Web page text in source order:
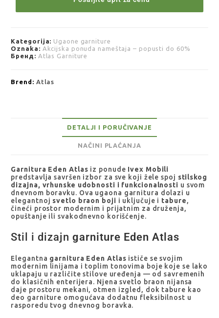
Kategorija: Ugaone garniture
Oznaka: Akcijska ponuda nameštaja – popusti do 60%
Бренд: Atlas Garniture
Brend: Atlas
DETALJI I PORUČIVANJE
NAČINI PLAĆANJA
Garnitura Eden Atlas iz ponude Ivex Mobili
predstavlja savršen izbor za sve koji žele spoj stilskog
dizajna, vrhunske udobnosti i funkcionalnosti u svom
dnevnom boravku. Ova ugaona garnitura dolazi u
elegantnoj svetlo braon boji i uključuje i tabure,
čineći prostor modernim i prijatnim za druženja,
opuštanje ili svakodnevno korišćenje.
Stil i dizajngarniture Eden Atlas
Elegantna garnitura Eden Atlas ističe se svojim
modernim linijama i toplim tonovima boje koje se lako
uklapaju u različite stilove uređenja — od savremenih
do klasičnih enterijera. Njena svetlo braon nijansa
daje prostoru mekani, otmen izgled, dok tabure kao
deo garniture omogućava dodatnu fleksibilnost u
rasporedu tvog dnevnog boravka.